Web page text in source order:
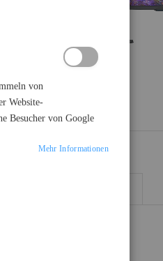
von
Website-
Besucher von Google
Mehr Informationen